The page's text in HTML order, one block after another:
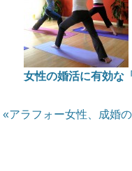
女性の婚活に有効な
«アラフォー女性、成婚